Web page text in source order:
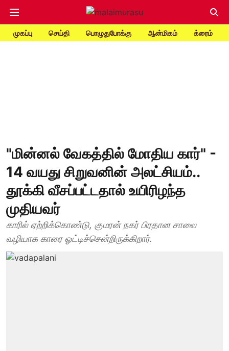
முகப்பு செய்தி பொழுதுபோக்கு ஆன்மிகம் க்ரைம்
"மின்னல் வேகத்தில் மோதிய கார்" -
14 வயது சிறுவனின் அலட்சியம்..
தூக்கி வீசப்பட்டதால் உயிரிழந்த
முதியவர்
காரில் ஏற்றிக்கொண்டு, குமரன் நகர் பிரதான சாலை
வழியாக காரை ஓட்டிச்சென்றிருக்கிறார்.